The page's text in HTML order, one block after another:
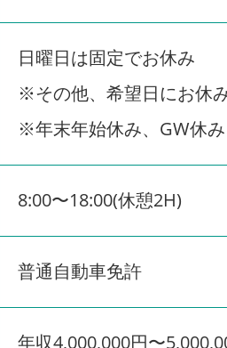
日曜日は固定でお休み
※その他、希望日にお休
※年末年始休み、GW休
8:00〜18:00(休憩2H)
普通自動車免許
年収4,000,000円〜